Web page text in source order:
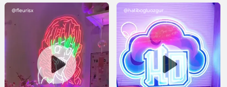
@fleurisx @hatibogluozgur